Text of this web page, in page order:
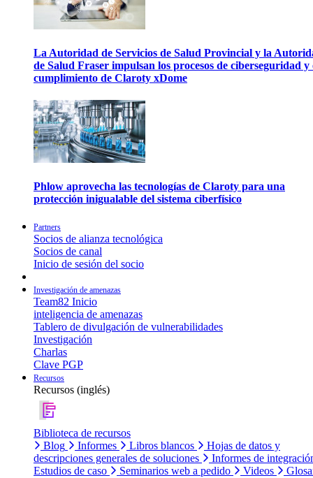
La Autoridad de Servicios de Salud Provincial y la
de Salud Fraser impulsan los procesos de ciberseguridad y
cumplimiento de Claroty xDome
Phlow aprovecha las tecnologías de Claroty para una
protección inigualable del sistema ciberfísico
Partners
Socios de alianza tecnológica
Socios de canal
Inicio de sesión del socio
Investigación de amenazas
Team82 Inicio
inteligencia de amenazas
Tablero de divulgación de vulnerabilidades
Investigación
Charlas
Clave PGP
Recursos
Recursos (inglés)
Biblioteca de recursos
Blog
Informes Libros blancos
Hojas de datos y
descripciones generales de soluciones
Informes de
Estudios de caso
Seminarios web a pedido Videos